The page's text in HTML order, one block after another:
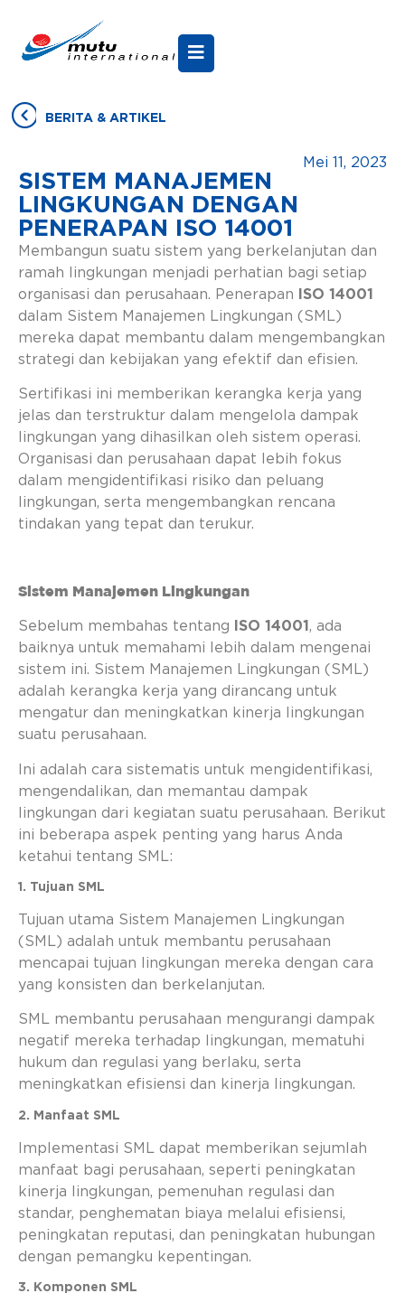
BERITA & ARTIKEL
Mei 11, 2023
SISTEM MANAJEMEN
LINGKUNGAN DENGAN
PENERAPAN ISO 14001
Membangun suatu sistem yang berkelanjutan dan
ramah lingkungan menjadi perhatian bagi setiap
organisasi dan perusahaan. Penerapan
ISO 14001
dalam Sistem Manajemen Lingkungan (SML)
mereka dapat membantu dalam mengembangkan
strategi dan kebijakan yang efektif dan efisien.
Sertifikasi ini memberikan kerangka kerja yang
jelas dan terstruktur dalam mengelola dampak
lingkungan yang dihasilkan oleh sistem operasi.
Organisasi dan perusahaan dapat lebih fokus
dalam mengidentifikasi risiko dan peluang
lingkungan, serta mengembangkan rencana
tindakan yang tepat dan terukur.
Sistem Manajemen Lingkungan
Sebelum membahas tentang ISO 14001 , ada
baiknya untuk memahami lebih dalam mengenai
sistem ini. Sistem Manajemen Lingkungan (SML)
adalah kerangka kerja yang dirancang untuk
mengatur dan meningkatkan kinerja lingkungan
suatu perusahaan.
Ini adalah cara sistematis untuk mengidentifikasi,
mengendalikan, dan memantau dampak
lingkungan dari kegiatan suatu perusahaan. Berikut
ini beberapa aspek penting yang harus Anda
ketahui tentang SML:
1. Tujuan SML
Tujuan utama Sistem Manajemen Lingkungan
(SML) adalah untuk membantu perusahaan
mencapai tujuan lingkungan mereka dengan cara
yang konsisten dan berkelanjutan.
SML membantu perusahaan mengurangi dampak
negatif mereka terhadap lingkungan, mematuhi
hukum dan regulasi yang berlaku, serta
meningkatkan efisiensi dan kinerja lingkungan.
2. Manfaat SML
Implementasi SML dapat memberikan sejumlah
manfaat bagi perusahaan, seperti peningkatan
kinerja lingkungan, pemenuhan regulasi dan
standar, penghematan biaya melalui efisiensi,
peningkatan reputasi, dan peningkatan hubungan
dengan pemangku kepentingan.
3. Komponen SML